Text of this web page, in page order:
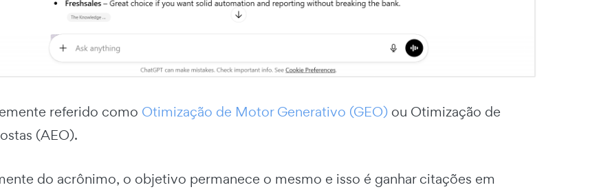
referido como Otimização de Motor Generativo (GEO) ou Otimização de
(AEO).
do acrônimo, o objetivo permanece o mesmo e isso é ganhar citações em